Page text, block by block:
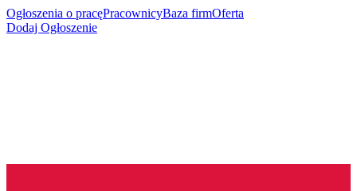
Ogłoszenia o pracęPracownicyBaza firmOferta
Dodaj Ogłoszenie